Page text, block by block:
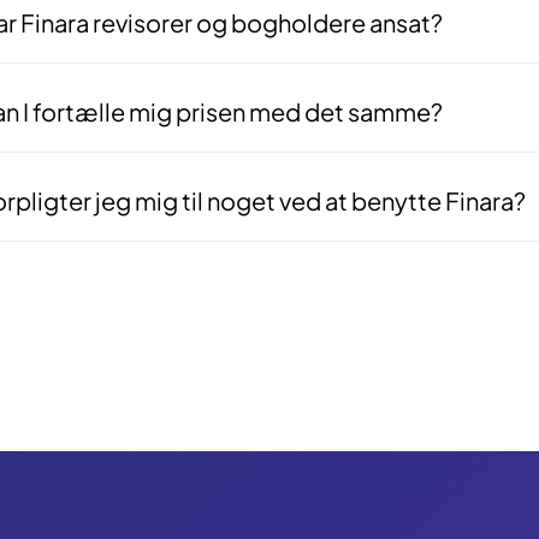
Finara revisorer og bogholdere ansat?
I fortælle mig prisen med det samme?
jeg mig til noget ved at benytte Finara?